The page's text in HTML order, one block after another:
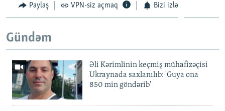
Paylaş VPN-siz açmaq Bizi izlə
Gündəm
Əli Kərimlinin keçmiş mühafizəçisi
Ukraynada saxlanılıb: 'Guya ona
850 min göndərib'